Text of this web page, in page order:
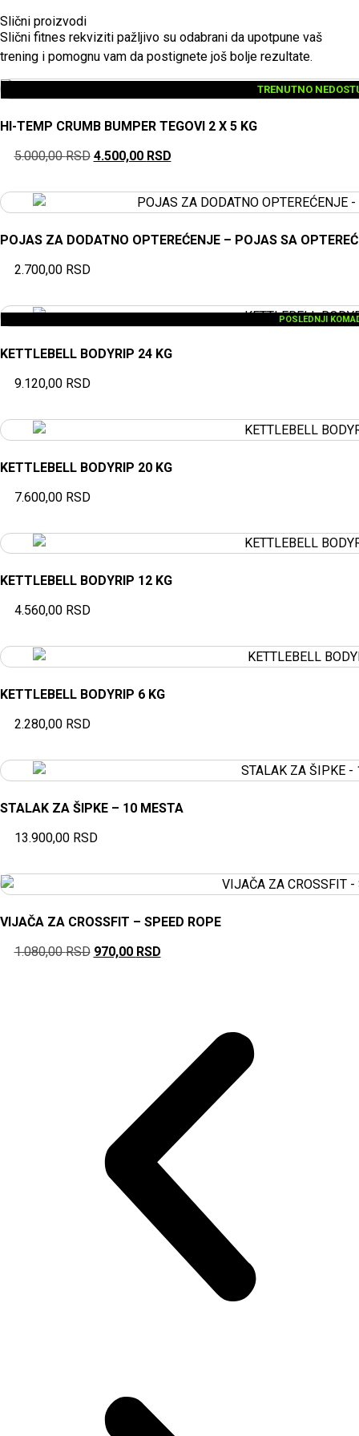
Slični proizvodi
Slični fitnes rekviziti pažljivo su odabrani da upotpune vaš
trening i pomognu vam da postignete još bolje rezultate.
TRENUTNO
HI-TEMP CRUMB BUMPER TEGOVI 2 X 5 KG
5.000,00RSD 4.500,00 RSD
POJAS ZA DODATNO OPTEREĆENJE – POJAS SA
2.700,00 RSD
POSLEDNJI
KETTLEBELL BODYRIP 24 KG
9.120,00 RSD
KETTLEBELL BODYRIP 20 KG
7.600,00 RSD
KETTLEBELL BODYRIP 12 KG
4.560,00 RSD
KETTLEBELL BODYRIP 6 KG
2.280,00 RSD
STALAK ZA ŠIPKE – 10 MESTA
13.900,00 RSD
VIJAČA ZA CROSSFIT – SPEED ROPE
1.080,00RSD 970,00 RSD